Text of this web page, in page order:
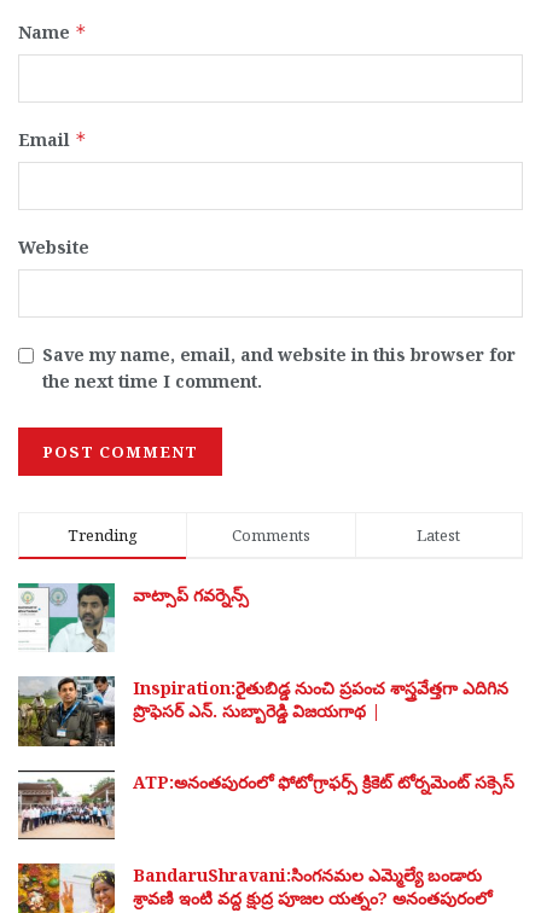
Name *
Email *
Website
Save my name, email, and website in this browser for
the next time I comment.
Trending Comments Latest
వాట్సాప్ గవర్నెన్స్
Inspiration:రైతుబిడ్డ నుంచి ప్రపంచ శాస్త్రవేత్తగా ఎదిగిన
ప్రొఫెసర్ ఎన్. సుబ్బారెడ్డి విజయగాథ |
ATP:అనంతపురంలో ఫోటోగ్రాఫర్స్ క్రికెట్ టోర్నమెంట్ సక్సెస్
BandaruShravani:సింగనమల ఎమ్మెల్యే బండారు
శ్రావణి ఇంటి వద్ద క్షుద్ర పూజల యత్నం? అనంతపురంలో